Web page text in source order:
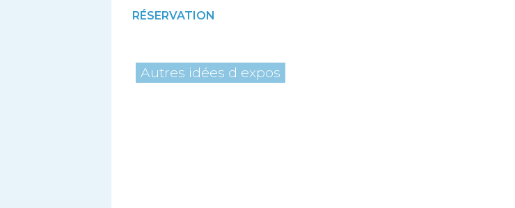
RÉSERVATION
Autres idées d expos